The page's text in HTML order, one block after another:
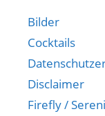
Bilder
Cocktails
Disclaimer
Firefly /